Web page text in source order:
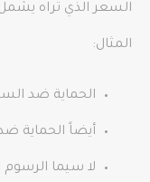
السعر الذي تراه يشمل
المثال:
الحماية ضد
أيضاً الحماية
لا سيما الرسوم